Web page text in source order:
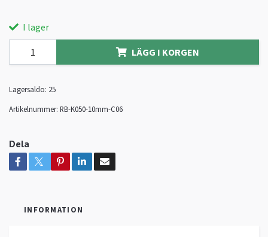
I lager
LÄGG I KORGEN
Lagersaldo: 25
Artikelnummer: RB-K050-10mm-C06
Dela
INFORMATION